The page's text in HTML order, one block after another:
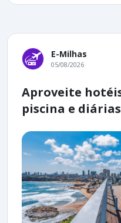
E-Milhas
05/08/2026
Aproveite
piscina e